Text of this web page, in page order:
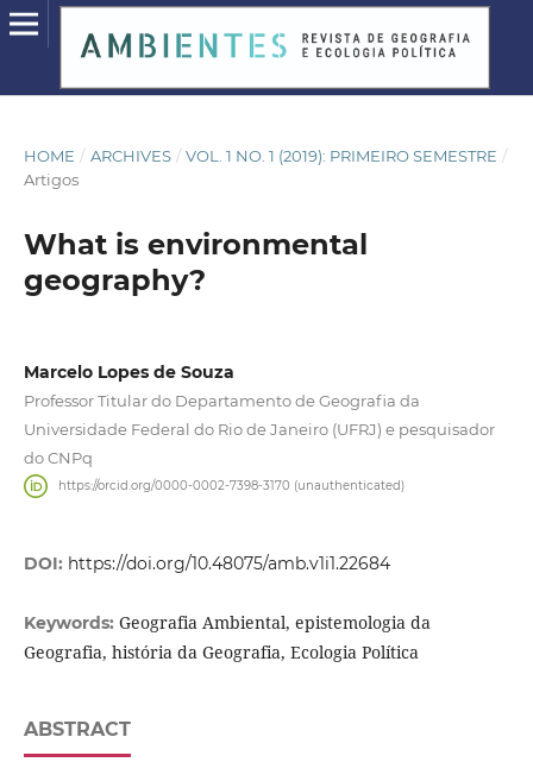
HOME / ARCHIVES / VOL. 1 NO. 1 (2019): PRIMEIRO SEMESTRE /
Artigos
What is environmental
geography?
Marcelo Lopes de Souza
Professor Titular do Departamento de Geografia da
Universidade Federal do Rio de Janeiro (UFRJ) e pesquisador
do CNPq
https://orcid.org/0000-0002-7398-3170 (unauthenticated)
DOI: https://doi.org/10.48075/amb.v1i1.22684
Keywords: Geografia Ambiental, epistemologia da
Geografia, história da Geografia, Ecologia Política
ABSTRACT